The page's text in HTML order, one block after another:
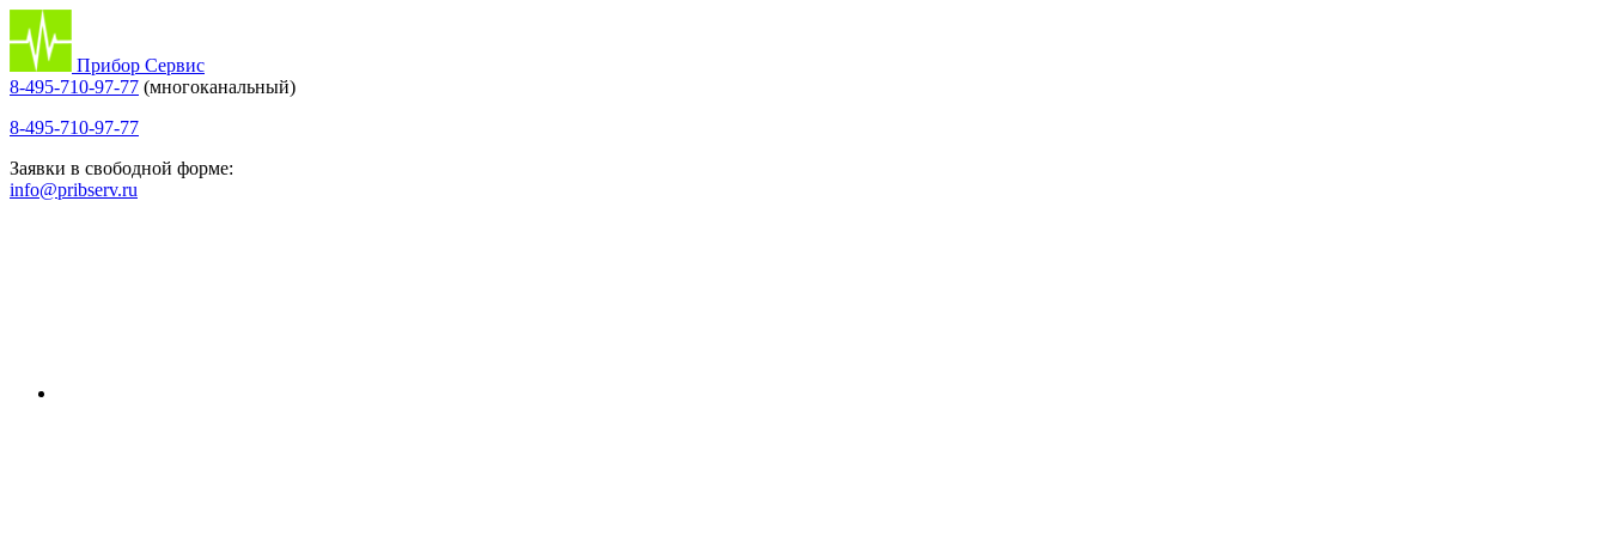
Прибор Сервис
8-495-710-97-77 (многоканальный)
8-495-710-97-77
Заявки в свободной форме:
info@pribserv.ru